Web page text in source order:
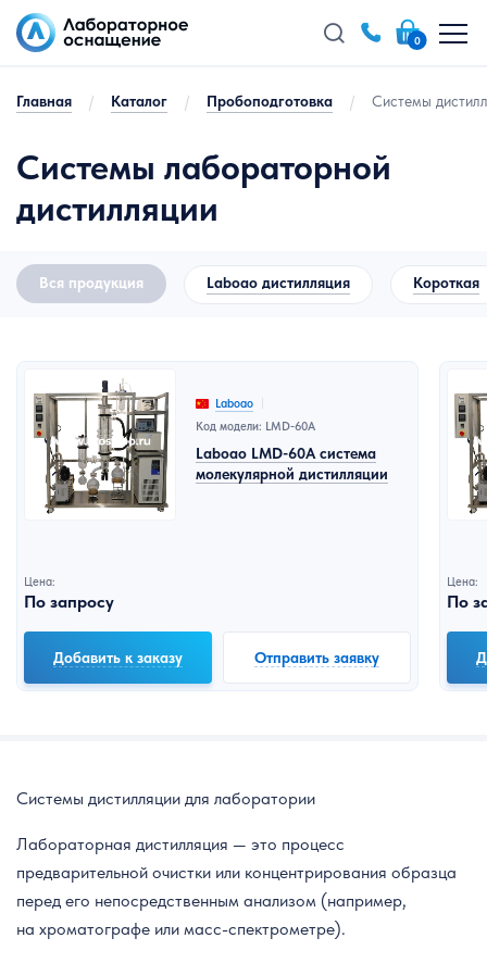
0
Главная / Каталог / Пробоподготовка / Системы
Системы лабораторной
дистилляции
Вся продукция Laboao дистилляция Короткая
Laboao
Код модели: LMD-60A
Laboao LMD-60A система
молекулярной дистилляции
Цена:
По запросу
Добавить к заказу Отправить заявку
Цена:
По
Системы дистилляции для лаборатории
Лабораторная дистилляция — это процесс
предварительной очистки или концентрирования образца
перед его непосредственным анализом (например,
на хроматографе или масс-спектрометре).